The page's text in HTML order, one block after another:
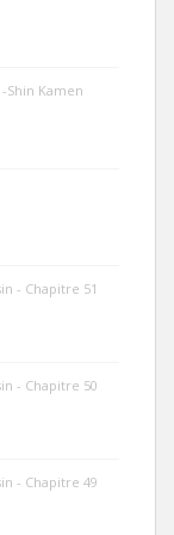
Shin Kamen
- Chapitre 51
- Chapitre 50
- Chapitre 49